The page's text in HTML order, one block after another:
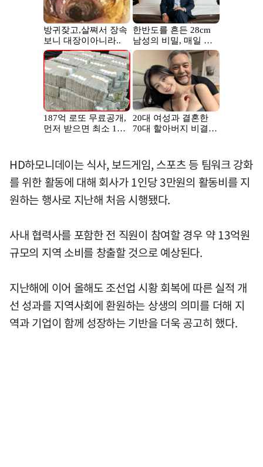
HD하모니데이는 식사, 보드게임, 스포츠 등 팀워크 강화
를 위한 활동에 대해 회사가 1인당 3만원의 활동비를 지
원하는 행사로 지난해 처음 시행됐다.
사내 협력사를 포함한 전 직원이 참여할 경우 약 13억원
규모의 지역 소비를 창출할 것으로 예상된다.
지난해에 이어 올해도 조선업 시황 회복에 따른 실적 개
선 성과를 지역사회에 환원하는 상생의 의미를 더해 지
역과 기업이 함께 성장하는 기반을 더욱 공고히 했다.